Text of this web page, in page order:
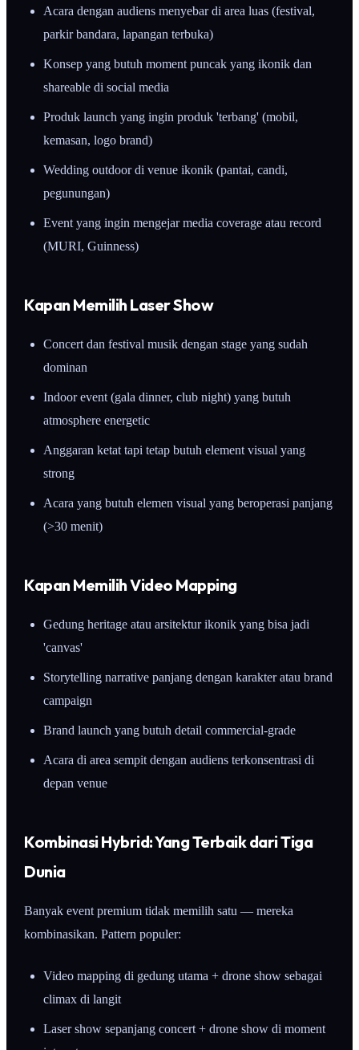
Acara dengan audiens menyebar di area luas (festival,
parkir bandara, lapangan terbuka)
Konsep yang butuh moment puncak yang ikonik dan
shareable di social media
Produk launch yang ingin produk 'terbang' (mobil,
kemasan, logo brand)
Wedding outdoor di venue ikonik (pantai, candi,
pegunungan)
Event yang ingin mengejar media coverage atau record
(MURI, Guinness)
Kapan Memilih Laser Show
Concert dan festival musik dengan stage yang sudah
dominan
Indoor event (gala dinner, club night) yang butuh
atmosphere energetic
Anggaran ketat tapi tetap butuh element visual yang
strong
Acara yang butuh elemen visual yang beroperasi panjang
(>30 menit)
Kapan Memilih Video Mapping
Gedung heritage atau arsitektur ikonik yang bisa jadi
'canvas'
Storytelling narrative panjang dengan karakter atau brand
campaign
Brand launch yang butuh detail commercial-grade
Acara di area sempit dengan audiens terkonsentrasi di
depan venue
Kombinasi Hybrid: Yang Terbaik dari Tiga
Dunia
Banyak event premium tidak memilih satu — mereka
kombinasikan. Pattern populer:
Video mapping di gedung utama + drone show sebagai
climax di langit
Laser show sepanjang concert + drone show di moment